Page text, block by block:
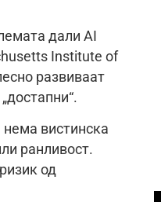
дали AI
Institute of
развиваат
вистинска
ранливост.
од